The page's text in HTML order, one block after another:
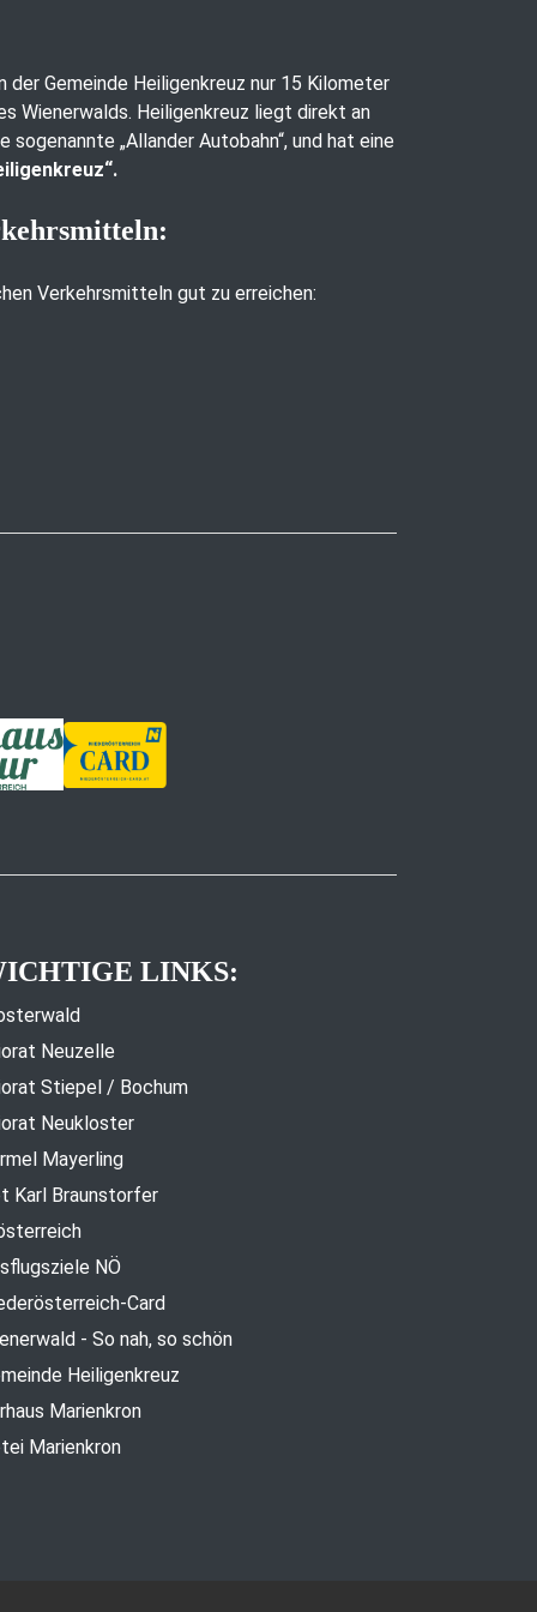
Gemeinde Heiligenkreuz nur 15 Kilometer
Wienerwalds. Heiligenkreuz liegt direkt an
sogenannte „Allander Autobahn“, und hat eine
Verkehrsmitteln gut zu erreichen:
LINKS:
Neuzelle
Stiepel / Bochum
Neukloster
Mayerling
Karl Braunstorfer
NÖ
Card
- So nah, so schön
Heiligenkreuz
Marienkron
Marienkron